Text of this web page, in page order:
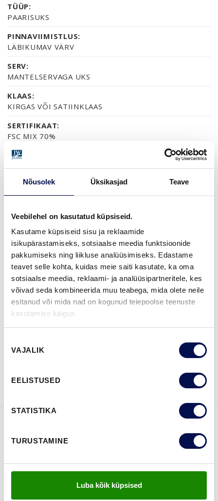
Nõusolek Üksikasjad Teave
Veebilehel on kasutatud küpsiseid.
Kasutame küpsiseid sisu ja reklaamide
isikupärastamiseks, sotsiaalse meedia funktsioonide
pakkumiseks ning liikluse analüüsimiseks. Edastame
teavet selle kohta, kuidas meie saiti kasutate, ka oma
sotsiaalse meedia, reklaami- ja analüüsipartneritele, kes
võivad seda kombineerida muu teabega, mida olete neile
esitanud või mida nad on kogunud teiepoolse teenuste
kasutamise käigus.
valik
VAJALIK
EELISTUSED
STATISTIKA
TURUSTAMINE
Luba kõik küpsised
TÜÜP:
PAARISUKS
PINNAVIIMISTLUS:
LÄBIKUMAV VÄRV
SERV:
MANTELSERVAGA UKS
KLAAS:
KIRGAS VÕI SATIINKLAAS
SERTIFIKAAT:
FSC MIX 70%
GARANTII:
MÕÕDUD
LEIA EDASIMÜÜJA
BROŠÜÜRE
ühendust